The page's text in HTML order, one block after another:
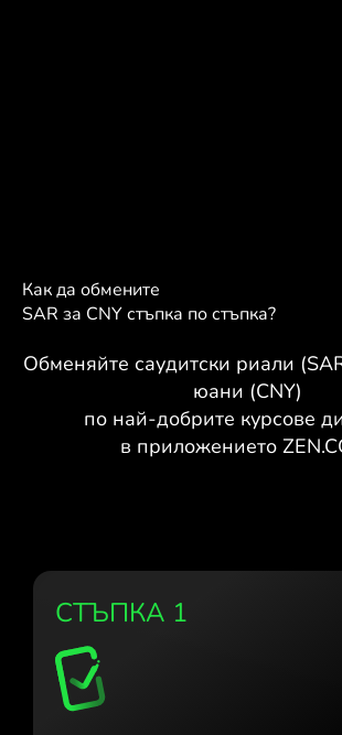
Как да обмените
SAR за CNY стъпка по стъпка?
Обменяйте саудитски риали
юани (CNY)
по най-добрите курсове
в приложението
СТЪПКА 1